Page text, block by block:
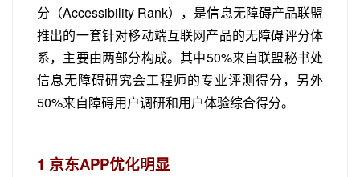
分（Accessibility Rank），是信息无障碍产品联盟
推出的一套针对移动端互联网产品的无障碍评分体
系，主要由两部分构成。其中50%来自联盟秘书处
信息无障碍研究会工程师的专业评测得分，另外
50%来自障碍用户调研和用户体验综合得分。
1 京东APP优化明显